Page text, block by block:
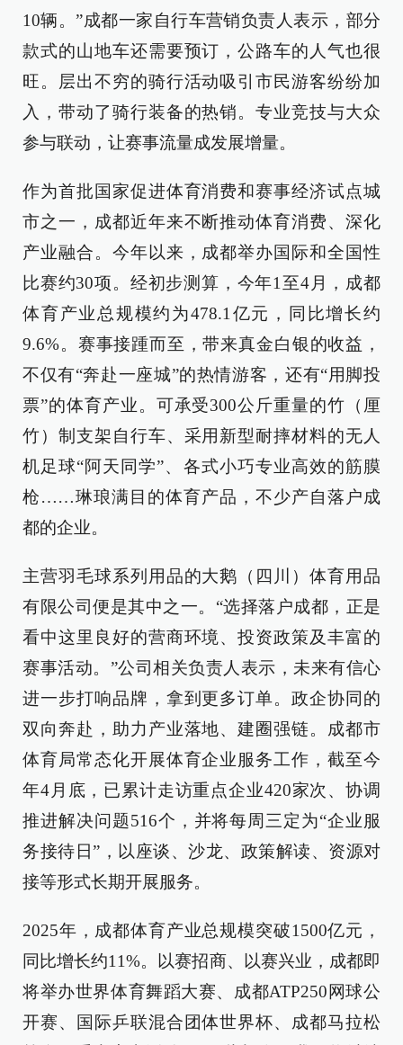
10辆。”成都一家自行车营销负责人表示，部分
款式的山地车还需要预订，公路车的人气也很
旺。层出不穷的骑行活动吸引市民游客纷纷加
入，带动了骑行装备的热销。专业竞技与大众
参与联动，让赛事流量成发展增量。
作为首批国家促进体育消费和赛事经济试点城
市之一，成都近年来不断推动体育消费、深化
产业融合。今年以来，成都举办国际和全国性
比赛约30项。经初步测算，今年1至4月，成都
体育产业总规模约为478.1亿元，同比增长约
9.6%。赛事接踵而至，带来真金白银的收益，
不仅有“奔赴一座城”的热情游客，还有“用脚投
票”的体育产业。可承受300公斤重量的竹（厘
竹）制支架自行车、采用新型耐摔材料的无人
机足球“阿天同学”、各式小巧专业高效的筋膜
枪……琳琅满目的体育产品，不少产自落户成
都的企业。
主营羽毛球系列用品的大鹅（四川）体育用品
有限公司便是其中之一。“选择落户成都，正是
看中这里良好的营商环境、投资政策及丰富的
赛事活动。”公司相关负责人表示，未来有信心
进一步打响品牌，拿到更多订单。政企协同的
双向奔赴，助力产业落地、建圈强链。成都市
体育局常态化开展体育企业服务工作，截至今
年4月底，已累计走访重点企业420家次、协调
推进解决问题516个，并将每周三定为“企业服
务接待日”，以座谈、沙龙、政策解读、资源对
接等形式长期开展服务。
2025年，成都体育产业总规模突破1500亿元，
同比增长约11%。以赛招商、以赛兴业，成都即
将举办世界体育舞蹈大赛、成都ATP250网球公
开赛、国际乒联混合团体世界杯、成都马拉松